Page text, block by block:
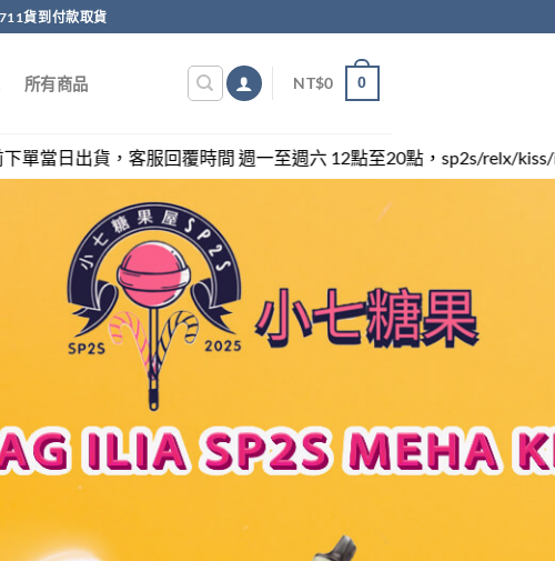
貨到付款取貨
所有商品 NT$0 0
回覆時間 週一至週六 12點至20點，sp2s/relx/kiss/ilia/swag各類電子